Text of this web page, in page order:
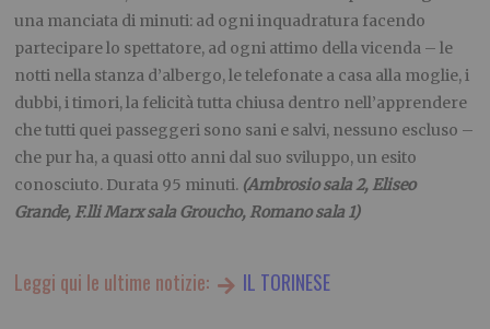
una manciata di minuti: ad ogni inquadratura facendo
partecipare lo spettatore, ad ogni attimo della vicenda – le
notti nella stanza d’albergo, le telefonate a casa alla moglie, i
dubbi, i timori, la felicità tutta chiusa dentro nell’apprendere
che tutti quei passeggeri sono sani e salvi, nessuno escluso –
che pur ha, a quasi otto anni dal suo sviluppo, un esito
conosciuto. Durata 95 minuti. (Ambrosio sala 2, Eliseo
Grande, F.lli Marx sala Groucho, Romano sala 1)
Leggi qui le ultime notizie: IL TORINESE